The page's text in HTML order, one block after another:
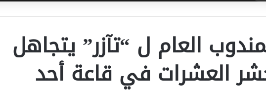
العام ل “تآزر” يتجاهل
العشرات في قاعة أحد